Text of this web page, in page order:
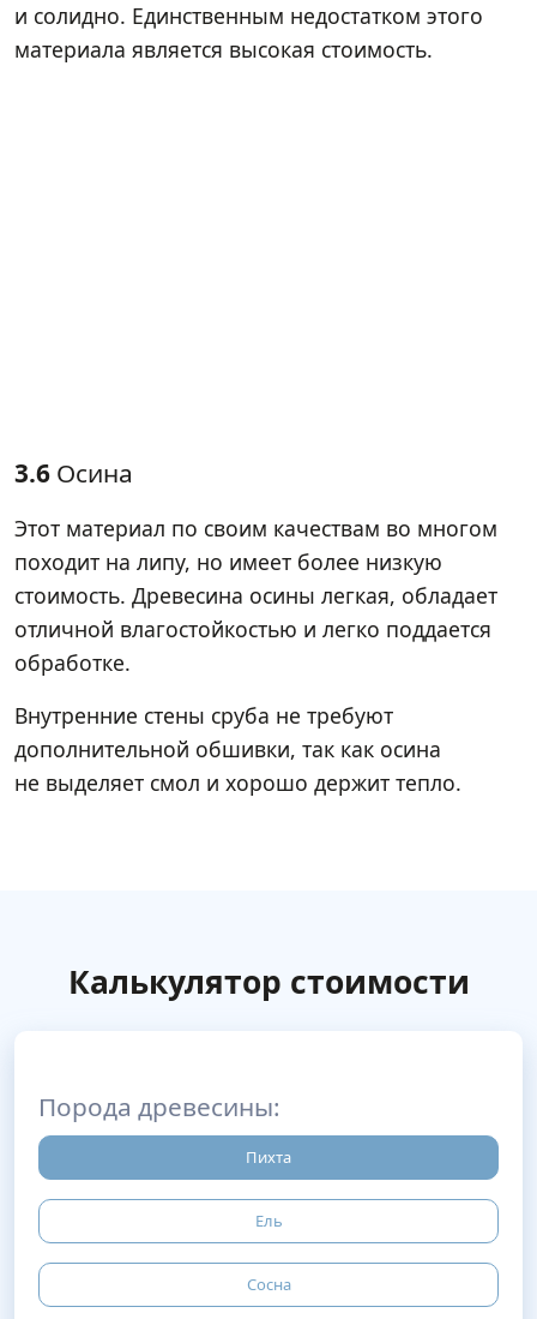
и солидно. Единственным недостатком этого
материала является высокая стоимость.
3.6 Осина
Этот материал по своим качествам во многом
походит на липу, но имеет более низкую
стоимость. Древесина осины легкая, обладает
отличной влагостойкостью и легко поддается
обработке.
Внутренние стены сруба не требуют
дополнительной обшивки, так как осина
не выделяет смол и хорошо держит тепло.
Калькулятор стоимости
Порода древесины:
Пихта
Ель
Сосна